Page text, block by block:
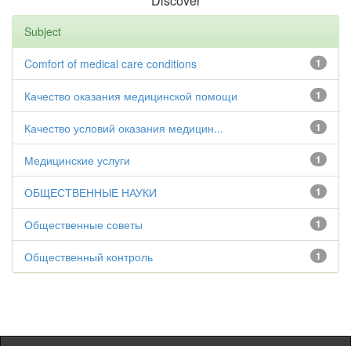
Subject
1
Comfort of medical care conditions
1
Качество оказания медицинской помощи
1
Качество условий оказания медицин...
1
Медицинские услуги
1
ОБЩЕСТВЕННЫЕ НАУКИ
1
Общественные советы
1
Общественный контроль